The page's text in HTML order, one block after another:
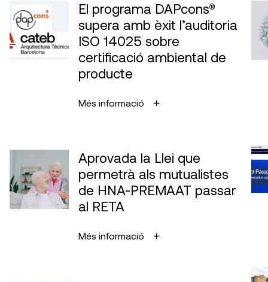
El programa DAPcons®
supera amb èxit l’auditoria
ISO 14025 sobre
certificació ambiental de
producte
Més informació
Aprovada la Llei que
permetrà als mutualistes
de HNA-PREMAAT passar
al RETA
Més informació